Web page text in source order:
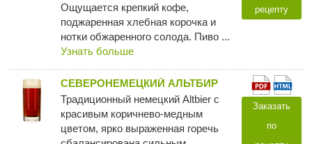
Ощущается крепкий кофе,
поджаренная хлебная корочка и
нотки обжаренного солода. Пиво ...
Узнать больше
рецепту
CЕВЕРОНЕМЕЦКИЙ АЛЬТБИР
Традиционный немецкий Altbier с
красивым коричнево-медным
цветом, ярко выраженная горечь
Заказать
по